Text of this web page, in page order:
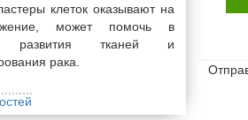
клеток оказывают на
может помочь в
развития тканей и
рака.